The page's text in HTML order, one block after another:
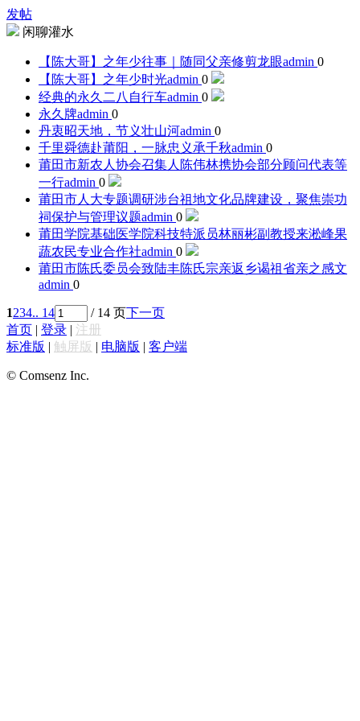
发帖
闲聊灌水
【陈大哥】之年少往事｜随同父亲修剪龙眼admin 0
【陈大哥】之年少时光admin 0
经典的永久二八自行车admin 0
永久牌admin 0
丹衷昭天地，节义壮山河admin 0
千里舜德赴莆阳，一脉忠义承千秋admin 0
莆田市新农人协会召集人陈伟林携协会部分顾问代表等
一行admin 0
莆田市人大专题调研涉台祖地文化品牌建设，聚焦崇功
祠保护与管理议题‌admin 0
莆田学院基础医学院科技特派员林丽彬副教授来淞峰果
蔬农民专业合作社admin 0
莆田市陈氏委员会致陆丰陈氏宗亲返乡谒祖省亲之感文
admin 0
1234.. 14 / 14 页下一页
首页 | 登录 | 注册
标准版 | 触屏版 | 电脑版 | 客户端
© Comsenz Inc.